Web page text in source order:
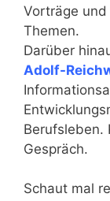
Vorträge
Themen.
Darüber
Adolf-
Berufsleben.
Gespräch.
Schaut mal